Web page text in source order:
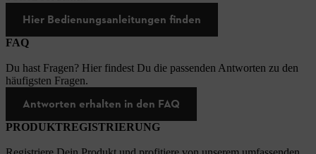
Hier Bedienungsanleitungen finden
FAQ
Du hast Fragen? Hier findest Du die passenden Antworten zu den
häufigsten Fragen.
Antworten erhalten in den FAQ
PRODUKTREGISTRIERUNG